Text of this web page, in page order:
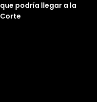
que podría llegar a la
Corte